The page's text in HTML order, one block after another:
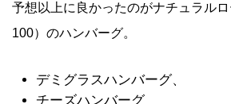
予想以上に良かったのがナチュラル
100）のハンバーグ。
デミグラスハンバーグ、
チーズハンバーグ